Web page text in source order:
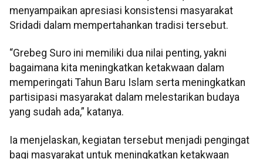
menyampaikan apresiasi konsistensi masyarakat
Sridadi dalam mempertahankan tradisi tersebut.
​“Grebeg Suro ini memiliki dua nilai penting, yakni
bagaimana kita meningkatkan ketakwaan dalam
memperingati Tahun Baru Islam serta meningkatkan
partisipasi masyarakat dalam melestarikan budaya
yang sudah ada,” katanya.
​Ia menjelaskan, kegiatan tersebut menjadi pengingat
bagi masyarakat untuk meningkatkan ketakwaan